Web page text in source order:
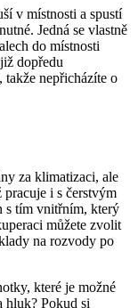
v místnosti a spustí
Jedná se vlastně
do místnosti
dopředu
takže nepřicházíte o
za klimatizaci, ale
i s čerstvým
s tím vnitřním, který
můžete zvolit
na rozvody po
které je možné
hluk? Pokud si